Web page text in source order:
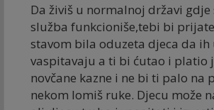
Da živiš u normalnoj državi gdje
služba funkcioniše,tebi bi
stavom bila oduzeta djeca da ih
vaspitavaju a ti bi ćutao i platio
novčane kazne i ne bi ti palo na
nekom lomiš ruke. Djecu može